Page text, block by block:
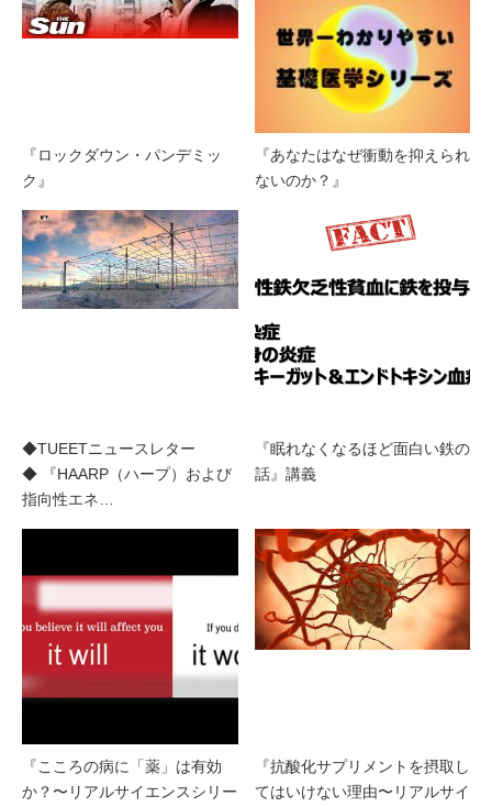
『ロックダウン・パンデミッ
ク』
『あなたはなぜ衝動を抑えられ
ないのか？』
◆TUEETニュースレター
◆ 『HAARP（ハープ）および
指向性エネ…
『眠れなくなるほど面白い鉄の
話』講義
『こころの病に「薬」は有効
か？〜リアルサイエンスシリー
『抗酸化サプリメントを摂取し
てはいけない理由〜リアルサイ